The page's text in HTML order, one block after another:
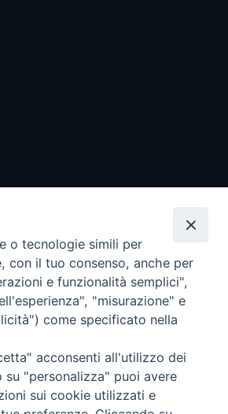
- Tutti i diritti riservati - Vita
o tecnologie simili per
con il tuo consenso, anche per
e funzionalità semplici",
"misurazione" e
come specificato nella
acconsenti all'utilizzo dei
su "personalizza" puoi avere
sui cookie utilizzati e